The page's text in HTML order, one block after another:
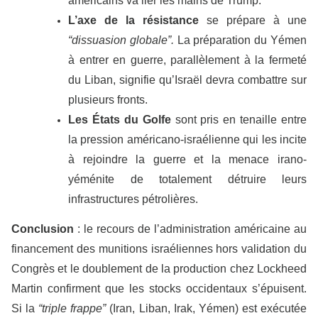
L’axe de la résistance se prépare à une
“dissuasion globale”. La préparation du Yémen
à entrer en guerre, parallèlement à la fermeté
du Liban, signifie qu’Israël devra combattre sur
plusieurs fronts.
Les États du Golfesont pris en tenaille entre
la pression américano-israélienne qui les incite
à rejoindre la guerre et la menace irano-
yéménite de totalement détruire leurs
infrastructures pétrolières.
Conclusion : le recours de l’administration américaine au
financement des munitions israéliennes hors validation du
Congrès et le doublement de la production chez Lockheed
Martin confirment que les stocks occidentaux s’épuisent.
Si la “triple frappe”(Iran, Liban, Irak, Yémen) est exécutée